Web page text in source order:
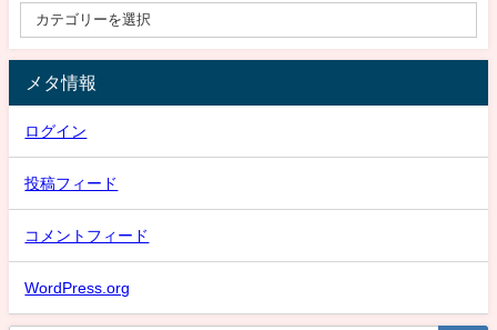
メタ情報
ログイン
投稿フィード
コメントフィード
WordPress.org